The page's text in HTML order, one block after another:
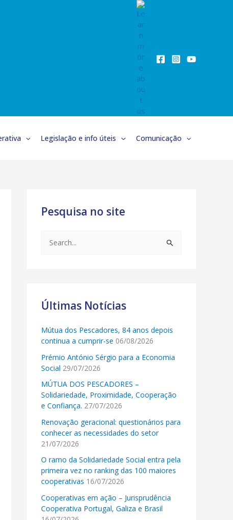
Legislação e info úteis Comunicação
Pesquisa no site
c
f
o
r
:
Últimas Notícias
Mútua dos Pescadores, 84 anos depois
continua a cumprir-se 06/08/2026
Prémio António Sérgio para a Economia
Social 29/07/2026
MÚTUA DOS PESCADORES –
Solidariedade, Proximidade, Cooperação
e Confiança. 27/07/2026
Renovação geracional: questionários para
conhecer as necessidades do setor
21/07/2026
O ramo da Solidariedade Social entra pela
primeira vez no ranking das 100 maiores
cooperativas 16/07/2026
Cooperativas em ação – Jurisprudência
Cooperativa Portugal, Galiza e Brasil